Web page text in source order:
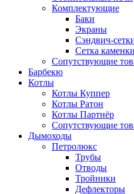
Комплектующие
Баки
Экраны
Сэндвич-
Сетка каменки
Сопутствующие
Барбекю
Котлы
Котлы Куппер
Котлы Ратон
Котлы Партнёр
Сопутствующие
Дымоходы
Петролюкс
Трубы
Отводы
Тройники
Дефлекторы